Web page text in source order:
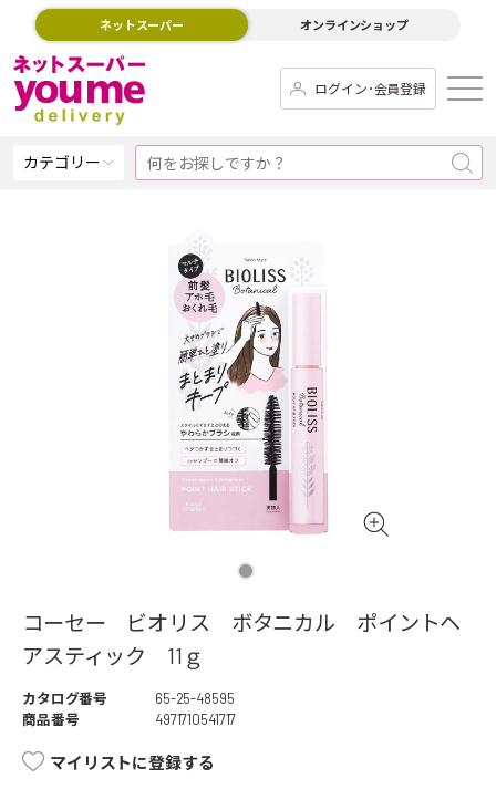
ネットスーパー オンラインショップ
ログイン･会員登録
カテゴリー
コーセー ビオリス ボタニカル ポイントヘ
アスティック 11ｇ
カタログ番号
65-25-48595
商品番号
4971710541717
マイリストに登録する